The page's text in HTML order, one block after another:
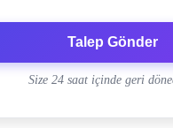
Talep Gönder
Size 24 saat içinde geri